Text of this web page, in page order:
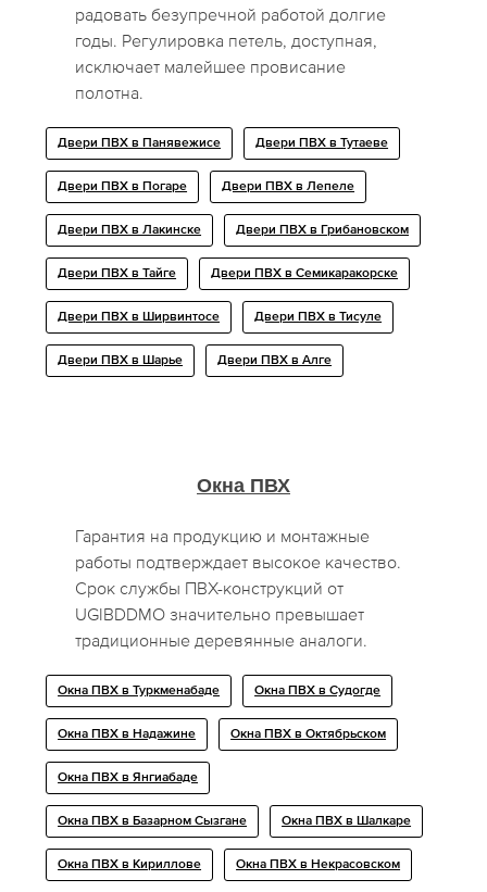
радовать безупречной работой долгие
годы. Регулировка петель, доступная,
исключает малейшее провисание
полотна.
Двери ПВХ в Панявежисе Двери ПВХ в Тутаеве
Двери ПВХ в Погаре Двери ПВХ в Лепеле
Двери ПВХ в Лакинске Двери ПВХ в Грибановском
Двери ПВХ в Тайге Двери ПВХ в Семикаракорске
Двери ПВХ в Ширвинтосе Двери ПВХ в Тисуле
Двери ПВХ в Шарье Двери ПВХ в Алге
Окна ПВХ
Гарантия на продукцию и монтажные
работы подтверждает высокое качество.
Срок службы ПВХ-конструкций от
UGIBDDMO значительно превышает
традиционные деревянные аналоги.
Окна ПВХ в Туркменабаде Окна ПВХ в Судогде
Окна ПВХ в Надажине Окна ПВХ в Октябрьском
Окна ПВХ в Янгиабаде
Окна ПВХ в Базарном Сызгане Окна ПВХ в Шалкаре
Окна ПВХ в Кириллове Окна ПВХ в Некрасовском